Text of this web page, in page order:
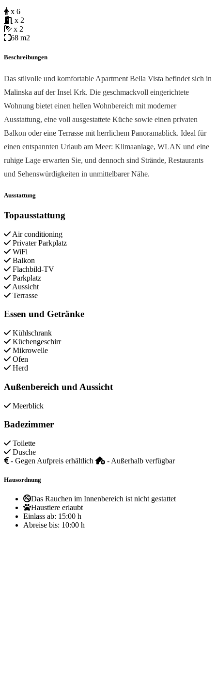
x 6
x 2
x 2
68 m2
Beschreibungen
Das stilvolle und komfortable Apartment Bella Vista befindet sich in
Malinska auf der Insel Krk. Die geschmackvoll eingerichtete
Wohnung bietet einen hellen Wohnbereich mit moderner
Ausstattung, eine voll ausgestattete Küche sowie einen privaten
Balkon oder eine Terrasse mit herrlichem Panoramablick. Ideal für
einen entspannten Urlaub am Meer: Klimaanlage, WLAN und eine
ruhige Lage erwarten Sie, und dennoch sind Strände, Restaurants
und Sehenswürdigkeiten in unmittelbarer Nähe.
Ausstattung
Topausstattung
Air conditioning
Privater Parkplatz
WiFi
Balkon
Flachbild-TV
Parkplatz
Aussicht
Terrasse
Essen und Getränke
Kühlschrank
Küchengeschirr
Mikrowelle
Ofen
Herd
Außenbereich und Aussicht
Meerblick
Badezimmer
Toilette
Dusche
- Gegen Aufpreis erhältlich
- Außerhalb verfügbar
Hausordnung
Das Rauchen im Innenbereich ist nicht gestattet
Haustiere erlaubt
Einlass ab: 15:00 h
Abreise bis: 10:00 h